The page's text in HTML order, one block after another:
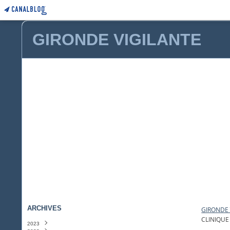
GIRONDE VIGILANTE
ARCHIVES
2023